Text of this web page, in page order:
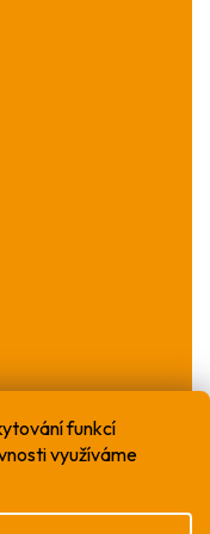
funkcí
využíváme